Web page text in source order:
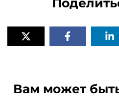
Вам может